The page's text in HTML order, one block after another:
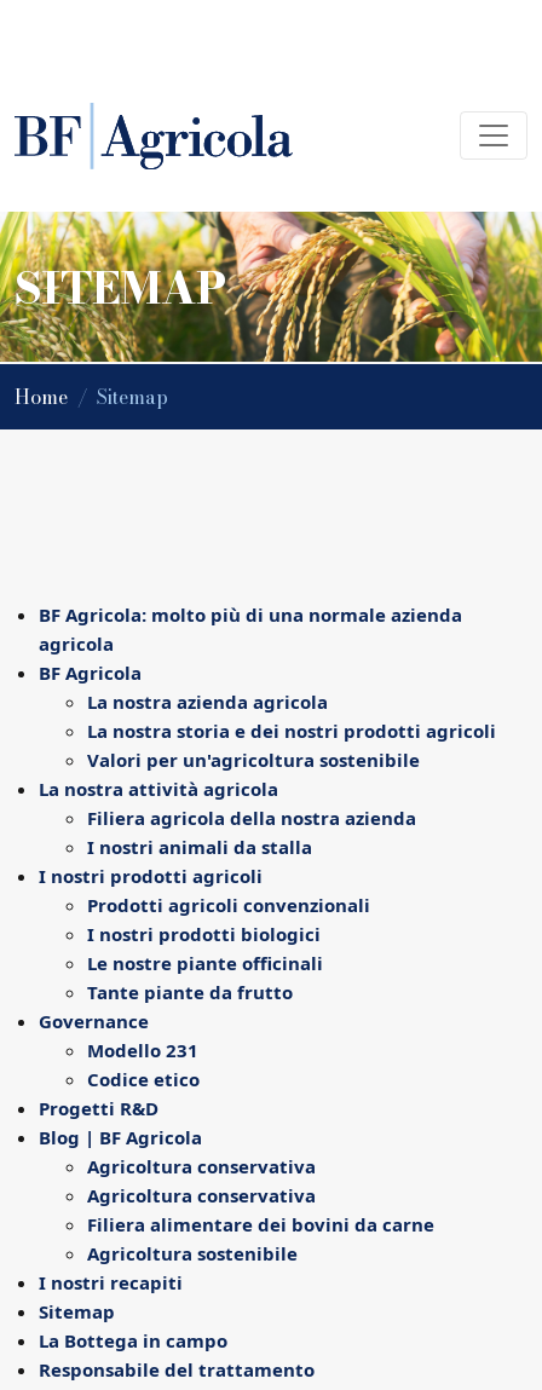
SITEMAP
Home / Sitemap
BF Agricola: molto più di una normale azienda
agricola
BF Agricola
La nostra azienda agricola
La nostra storia e dei nostri prodotti agricoli
Valori per un'agricoltura sostenibile
La nostra attività agricola
Filiera agricola della nostra azienda
I nostri animali da stalla
I nostri prodotti agricoli
Prodotti agricoli convenzionali
I nostri prodotti biologici
Le nostre piante officinali
Tante piante da frutto
Governance
Modello 231
Codice etico
Progetti R&D
Blog | BF Agricola
Agricoltura conservativa
Agricoltura conservativa
Filiera alimentare dei bovini da carne
Agricoltura sostenibile
I nostri recapiti
Sitemap
La Bottega in campo
Responsabile del trattamento